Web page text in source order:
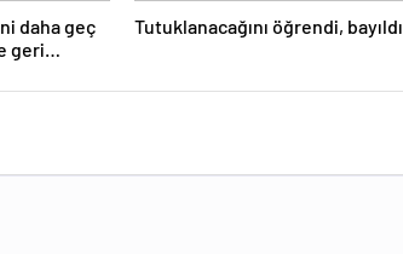
daha geç
geri
Tutuklanacağını öğrendi, bayıldı